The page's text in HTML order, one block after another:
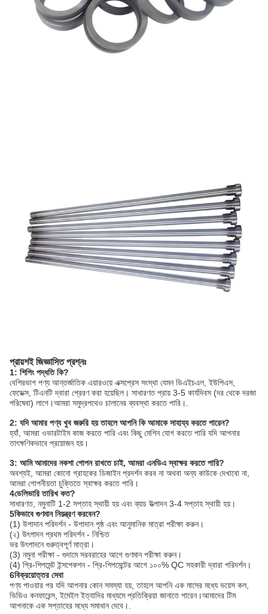
প্রায়শই জিজ্ঞাসিত প্রশ্নঃ
1: শিপিং পদ্ধতি কি?
বেশিরভাগ পণ্য আন্তর্জাতিক এয়ারওয়ে এক্সপ্রেস সংস্থা যেমন ডিএইচএল, ইউপিএস,
ফেডেক্স, টিএনটি দ্বারা প্রেরণ করা হয়েছিল। সাধারণত প্রায় 3-5 কার্যদিবস (দর থেকে দরজা
পরিষেবা) লাগে।আমরা সমুদ্রপথেও চালানের ব্যবস্থা করতে পারি।.
2: যদি আমার পণ্য খুব জরুরি হয় তাহলে আপনি কি আমাকে সাহায্য করতে পারেন?
হ্যাঁ, আমরা ওভারটাইম কাজ করতে পারি এবং কিছু মেশিন যোগ করতে পারি যদি আপনার
তাৎক্ষণিকভাবে প্রয়োজন হয়।
3: আমি আমাদের নকশা গোপন রাখতে চাই, আমরা এনডিএ স্বাক্ষর করতে পারি?
অবশ্যই, আমরা কোনো গ্রাহকের ডিজাইন প্রদর্শন করব না অথবা অন্য কাউকে দেখাবো না,
আমরা গোপনীয়তা চুক্তিতে স্বাক্ষর করতে পারি।
4ডেলিভারি তারিখ কত?
সাধারণত, নমুনাটি 1-2 সপ্তাহ স্থায়ী হয় এবং ব্যাচ উত্পাদন 3-4 সপ্তাহ স্থায়ী হয়।
5কিভাবে গুণমান নিয়ন্ত্রণ করবেন?
(1) উপাদান পরিদর্শন - উপাদান পৃষ্ঠ এবং আনুমানিক মাত্রা পরীক্ষা করুন।
(২) উৎপাদন প্রথম পরিদর্শন - নিশ্চিত
ভর উৎপাদনে গুরুত্বপূর্ণ মাত্রা।
(3) নমুনা পরীক্ষা - গুদামে সরবরাহের আগে গুণমান পরীক্ষা করুন।
(4) প্রি-শিপমেন্ট ইন্সপেকশন - প্রি-শিপমেন্টের আগে ১০০% QC সহকারী দ্বারা পরিদর্শন।
6বিক্রয়োত্তর সেবা
পণ্য পাওয়ার পর যদি আপনার কোন সমস্যা হয়, তাহলে আপনি এক মাসের মধ্যে ভয়েস কল,
ভিডিও কনফারেন্স, ইমেইল ইত্যাদির মাধ্যমে প্রতিক্রিয়া জানাতে পারেন।আমাদের টিম
আপনাকে এক সপ্তাহের মধ্যে সমাধান দেবে।.